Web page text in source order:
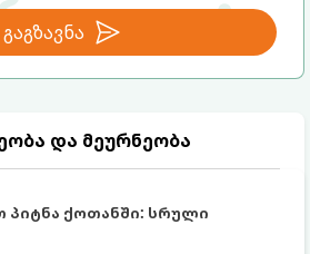
გაგზავნა
და მეურნეობა
პიტნა ქოთანში: სრული